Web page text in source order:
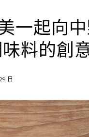
一起向
料的創
日